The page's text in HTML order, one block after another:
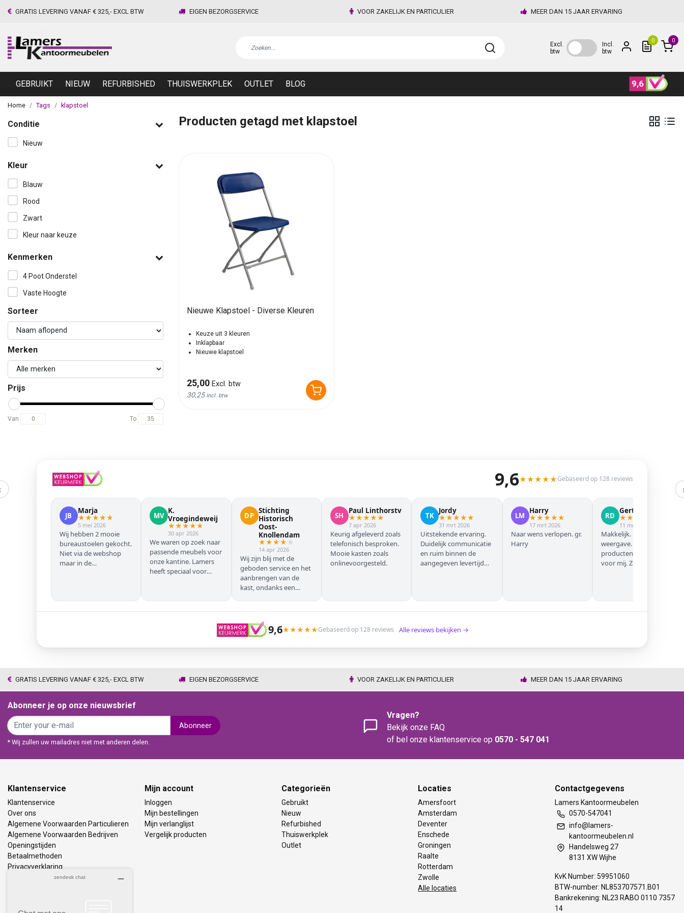
GRATIS LEVERING VANAF € 325,- EXCL BTW EIGEN BEZORGSERVICE VOOR ZAKELIJK EN PARTICULIER MEER DAN 15 JAAR ERVARING
Excl.
btw
Incl.
btw
0 0
GEBRUIKT NIEUW REFURBISHED THUISWERKPLEK OUTLET BLOG
Home Tags klapstoel
Conditie
Nieuw
Kleur
Blauw
Rood
Zwart
Kleur naar keuze
Kenmerken
4 Poot Onderstel
Vaste Hoogte
Sorteer
Merken
Prijs
Van To
Producten getagd met klapstoel
Nieuwe Klapstoel - Diverse Kleuren
Keuze uit 3 kleuren
Inklapbaar
Nieuwe klapstoel
25,00 Excl. btw
30,25Incl. btw
9,6★★★★★Gebaseerd op 128 reviews
JB
Marja
★★★★★
5 mei 2026
Wij hebben 2 mooie
bureaustoelen gekocht.
Niet via de webshop
maar in de
MV
K.
Vroegindeweij
★★★★★
30 apr 2026
We waren op zoek naar
passende meubels voor
onze kantine. Lamers
heeft speciaal voor
zodat we geen beuken
met eiken door elkaar
DP
Stichting
Historisch
Oost-
Knollendam
★★★★ ★
14 apr 2026
Wij zijn blij met de
geboden service en het
aanbrengen van de
kast, ondanks een
wij dit vooraf gemeld),
maar dat ging zonder
problemen. Nogmaals
SH
Paul Linthorstv
★★★★★
7 apr 2026
Keurig afgeleverd zoals
telefonisch besproken.
Mooie kasten zoals
onlinevoorgesteld.
TK
Jordy
★★★★★
31 mrt 2026
Uitstekende ervaring.
Duidelijk communicatie
en ruim binnen de
aangegeven levertijd
LM
Harry
★★★★★
17 mrt 2026
Naar wens verlopen. gr.
Harry
RD
Gert Jan
★★
11 mrt 2026
Makkelijk. Mooie
weergave. Goede
producten. Eerste keer
voor mij. Zeker niet de
9,6★★★★★Gebaseerd op 128 reviews Alle reviews bekijken →
GRATIS LEVERING VANAF € 325,- EXCL BTW EIGEN BEZORGSERVICE VOOR ZAKELIJK EN PARTICULIER MEER DAN 15 JAAR ERVARING
Abonneer je op onze nieuwsbrief
Abonneer
* Wij zullen uw mailadres niet met anderen delen.
Vragen?
Bekijk onze FAQ
of bel onze klantenservice op 0570 - 547 041
Klantenservice
Klantenservice
Over ons
Algemene Voorwaarden Particulieren
Algemene Voorwaarden Bedrijven
Openingstijden
Betaalmethoden
Privacyverklaring
Bezorging & Retourneren
Mijn account
Inloggen
Mijn bestellingen
Mijn verlanglijst
Vergelijk producten
Categorieën
Gebruikt
Nieuw
Refurbished
Thuiswerkplek
Outlet
Locaties
Amersfoort
Amsterdam
Deventer
Enschede
Groningen
Raalte
Rotterdam
Zwolle
Alle locaties
Contactgegevens
Lamers Kantoormeubelen
0570-547041
info@lamers-
kantoormeubelen.nl
Handelsweg 27
8131 XW Wijhe
KvK Number: 59951060
BTW-number: NL853707571.B01
Bankrekening: NL23 RABO 0110 7357
14